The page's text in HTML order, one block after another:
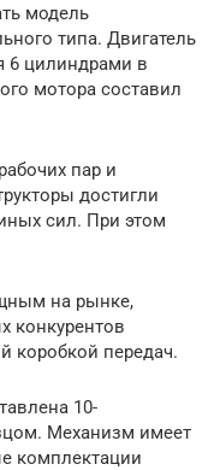
модель
типа. Двигатель
6 цилиндрами в
мотора составил
пар и
достигли
сил. При этом
на рынке,
конкурентов
коробкой передач.
10-
Механизм имеет
комплектации